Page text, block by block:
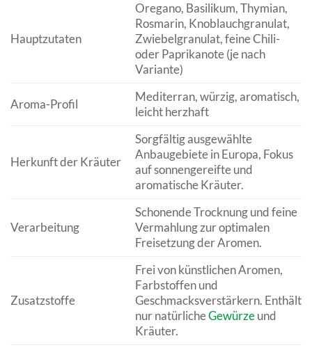
Hauptzutaten
Oregano, Basilikum, Thymian,
Rosmarin, Knoblauchgranulat,
Zwiebelgranulat, feine Chili-
oder Paprikanote (je nach
Variante)
Aroma-Profil
Mediterran, würzig, aromatisch,
leicht herzhaft
Herkunft der Kräuter
Sorgfältig ausgewählte
Anbaugebiete in Europa, Fokus
auf sonnengereifte und
aromatische Kräuter.
Verarbeitung
Schonende Trocknung und feine
Vermahlung zur optimalen
Freisetzung der Aromen.
Zusatzstoffe
Frei von künstlichen Aromen,
Farbstoffen und
Geschmacksverstärkern. Enthält
nur natürlicheGewürzeund
Kräuter.